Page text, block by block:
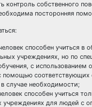
контроль собственного
посторонняя
способен учиться в
учреждениях, но по
с использованием
помощью соответствующих
случае необходимости;
способен учиться
учреждениях для людей с